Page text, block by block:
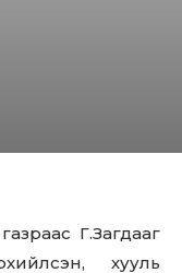
Г.Загдааг
хууль